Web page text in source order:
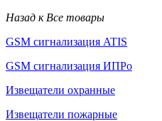
Назад к Все товары
GSM сигнализация ATIS
GSM сигнализация ИПРо
Извещатели охранные
Извещатели пожарные